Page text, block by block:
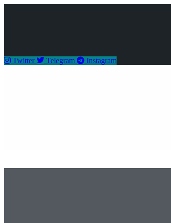
Twitter Telegram Instagram